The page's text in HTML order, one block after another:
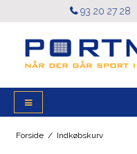
93 20 27 28
Forside / Indkøbskurv